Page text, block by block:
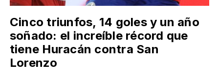
Cinco triunfos, 14 goles y un año
soñado: el increíble récord que
tiene Huracán contra San
Lorenzo